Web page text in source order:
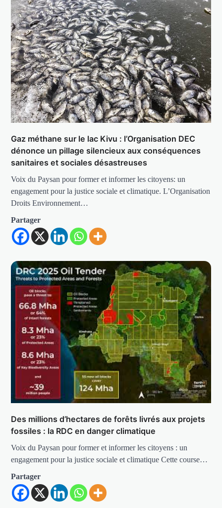
Gaz méthane sur le lac Kivu : l’Organisation DEC
dénonce un pillage silencieux aux conséquences
sanitaires et sociales désastreuses
Voix du Paysan pour former et informer les citoyens: un
engagement pour la justice sociale et climatique. L’Organisation
Droits Environnement…
Partager
Des millions d’hectares de forêts livrés aux projets
fossiles : la RDC en danger climatique
Voix du Paysan pour former et informer les citoyens : un
engagement pour la justice sociale et climatique Cette course…
Partager